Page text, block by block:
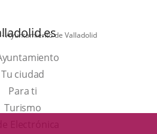
Ayuntamiento de Valladolid
Tu ciudad
Para ti
TurismoEste